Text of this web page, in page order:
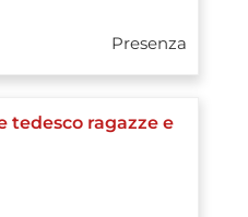
Presenza
tedesco ragazze e